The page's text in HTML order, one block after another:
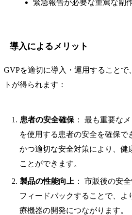
緊急報告が必要な重篤な副
導入によるメリット
GVPを適切に導入・運用することで
トが得られます：
患者の安全確保 ： 最も重要な
を使用する患者の安全を確保で
かつ適切な安全対策により、健
ことができます。
製品の性能向上 ： 市販後の安
フィードバックすることで、よ
療機器の開発につながります。